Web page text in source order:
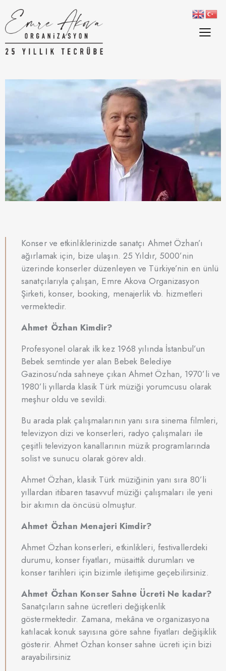
Konser ve etkinliklerinizde sanatçı Ahmet Özhan’ı
ağırlamak için, bize ulaşın. 25 Yıldır, 5000’nin
üzerinde konserler düzenleyen ve Türkiye’nin en ünlü
sanatçılarıyla çalışan, Emre Akova Organizasyon
Şirketi, konser, booking, menajerlik vb. hizmetleri
vermektedir.
Ahmet Özhan Kimdir?
Profesyonel olarak ilk kez 1968 yılında İstanbul’un
Bebek semtinde yer alan Bebek Belediye
Gazinosu’nda sahneye çıkan Ahmet Özhan, 1970’li ve
1980’li yıllarda klasik Türk müziği yorumcusu olarak
meşhur oldu ve sevildi.
Bu arada plak çalışmalarının yanı sıra sinema filmleri,
televizyon dizi ve konserleri, radyo çalışmaları ile
çeşitli televizyon kanallarının müzik programlarında
solist ve sunucu olarak görev aldı.
Ahmet Özhan, klasik Türk müziğinin yanı sıra 80’li
yıllardan itibaren tasavvuf müziği çalışmaları ile yeni
bir akımın da öncüsü olmuştur.
Ahmet Özhan Menajeri Kimdir?
Ahmet Özhan konserleri, etkinlikleri, festivallerdeki
durumu, konser fiyatları, müsaittik durumları ve
konser tarihleri için bizimle iletişime geçebilirsiniz.
Ahmet Özhan Konser Sahne Ücreti Ne kadar?
Sanatçıların sahne ücretleri değişkenlik
göstermektedir. Zamana, mekâna ve organizasyona
katılacak konuk sayısına göre sahne fiyatları değişiklik
gösterir. Ahmet Özhan konser sahne ücreti için bizi
arayabilirsiniz